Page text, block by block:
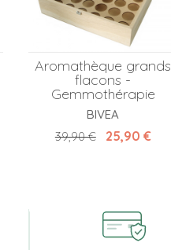
Aromathèque grands
flacons -
Gemmothérapie
BIVEA
Prix de base
39,90 € Prix
25,90 €